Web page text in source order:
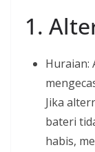
1.
Jika
bateri
habis,